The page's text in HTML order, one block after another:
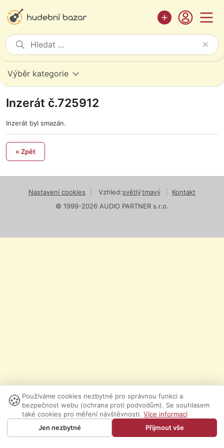
Výběr kategorie
Inzerát č.725912
Inzerát byl smazán.
« Zpět
Nastavení cookies Vzhled:světlýtmavý
Kontakt
© 1999-2026 AUDIO PARTNER s.r.o.
🍪 Používáme cookies nezbytné pro správnou funkci a
bezpečnost webu (ochrana proti podvodům). Se souhlasem
také cookies pro měření návštěvnosti. Více informací
Jen nezbytné
Přijmout vše